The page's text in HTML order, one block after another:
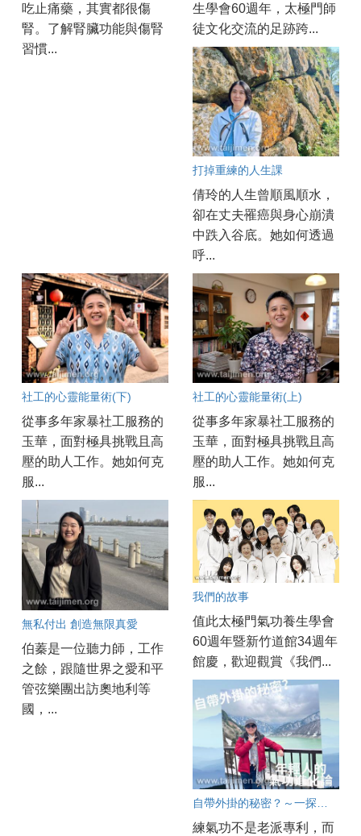
吃止痛藥，其實都很傷
腎。了解腎臟功能與傷腎
習慣...
生學會60週年，太極門師
徒文化交流的足跡跨...
打掉重練的人生課
倩玲的人生曾順風順水，
卻在丈夫罹癌與身心崩潰
中跌入谷底。她如何透過
呼...
社工的心靈能量術(下)
從事多年家暴社工服務的
玉華，面對極具挑戰且高
壓的助人工作。她如何克
服...
社工的心靈能量術(上)
從事多年家暴社工服務的
玉華，面對極具挑戰且高
壓的助人工作。她如何克
服...
無私付出 創造無限真愛
伯蓁是一位聽力師，工作
之餘，跟隨世界之愛和平
管弦樂團出訪奧地利等
國，...
我們的故事
值此太極門氣功養生學會
60週年暨新竹道館34週年
館慶，歡迎觀賞《我們...
練氣功不是老派專利，而